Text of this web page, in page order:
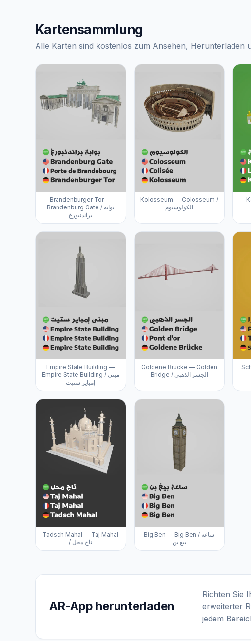
Kartensammlung
Alle Karten sind kostenlos zum Ansehen, Herunterladen
Brandenburger Tor —
Brandenburg Gate / بوابة
براندنبورغ
Kolosseum — Colosseum /
الكولوسيوم
Empire State Building —
Empire State Building / مبنى
إمباير ستيت
Goldene Brücke — Golden
Bridge / الجسر الذهبي
Tadsch Mahal — Taj Mahal
/ تاج محل
Big Ben — Big Ben / ساعة
بيغ بن
AR-App herunterladen
Richten Sie
erweiterter
jedem